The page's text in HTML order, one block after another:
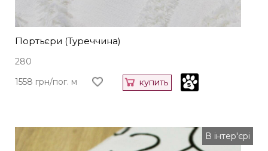
Портьєри (Туреччина)
280
1558 грн/пог. м
купить
В інтер'єрі